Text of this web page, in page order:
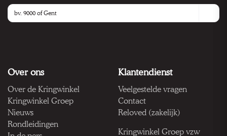
Over ons
Over de Kringwinkel
Kringwinkel Groep
Nieuws
Rondleidingen
Klantendienst
Veelgestelde vragen
Contact
Reloved (zakelijk)
Kringwinkel Groep vzw